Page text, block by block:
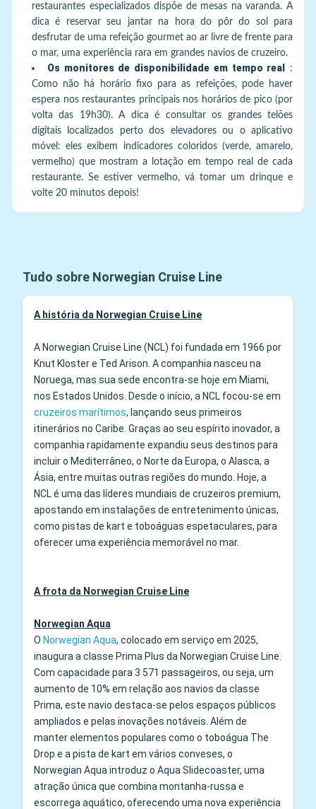
restaurantes especializados dispõe de mesas na varanda. A
dica é reservar seu jantar na hora do pôr do sol para
desfrutar de uma refeição gourmet ao ar livre de frente para
o mar, uma experiência rara em grandes navios de cruzeiro.
Os monitores de disponibilidade em tempo real
:
Como não há horário fixo para as refeições, pode haver
espera nos restaurantes principais nos horários de pico (por
volta das 19h30). A dica é consultar os grandes telões
digitais localizados perto dos elevadores ou o aplicativo
móvel: eles exibem indicadores coloridos (verde, amarelo,
vermelho) que mostram a lotação em tempo real de cada
restaurante. Se estiver vermelho, vá tomar um drinque e
volte 20 minutos depois!
Tudo sobre Norwegian Cruise Line
A história da Norwegian Cruise Line
A Norwegian Cruise Line (NCL) foi fundada em 1966 por
Knut Kloster e Ted Arison. A companhia nasceu na
Noruega, mas sua sede encontra‑se hoje em Miami,
nos Estados Unidos. Desde o início, a NCL focou‑se em
cruzeiros marítimos, lançando seus primeiros
itinerários no Caribe. Graças ao seu espírito inovador, a
companhia rapidamente expandiu seus destinos para
incluir o Mediterrâneo, o Norte da Europa, o Alasca, a
Ásia, entre muitas outras regiões do mundo. Hoje, a
NCL é uma das líderes mundiais de cruzeiros premium,
apostando em instalações de entretenimento únicas,
como pistas de kart e toboáguas espetaculares, para
oferecer uma experiência memorável no mar.
A frota da Norwegian Cruise Line
Norwegian Aqua
O Norwegian Aqua, colocado em serviço em 2025,
inaugura a classe Prima Plus da Norwegian Cruise Line.
Com capacidade para 3 571 passageiros, ou seja, um
aumento de 10% em relação aos navios da classe
Prima, este navio destaca‑se pelos espaços públicos
ampliados e pelas inovações notáveis. Além de
manter elementos populares como o toboágua The
Drop e a pista de kart em vários conveses, o
Norwegian Aqua introduz o Aqua Slidecoaster, uma
atração única que combina montanha‑russa e
escorrega aquático, oferecendo uma nova experiência